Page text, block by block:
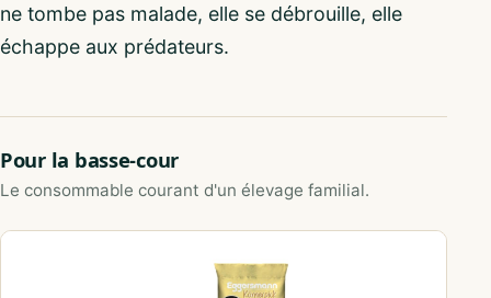
ne tombe pas malade, elle se débrouille, elle
échappe aux prédateurs.
Pour la basse-cour
Le consommable courant d'un élevage familial.